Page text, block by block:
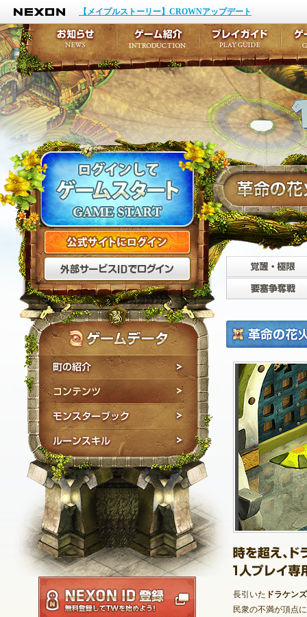
NEXON
【メイプルストーリー】CROWNアップデート
公式サイトにログイン
外部サービスIDでログ
町の紹介
コンテンツ
モンスターブック
ルーンスキル
1人プレイ専用のス
長引いた ドラケン
民衆の不満が頂点
お知らせ
イベント
アップデート
メンテナンス
ゲーム紹介
キャラクター作成
テイルズ初級者講座
ここだけは知ってお